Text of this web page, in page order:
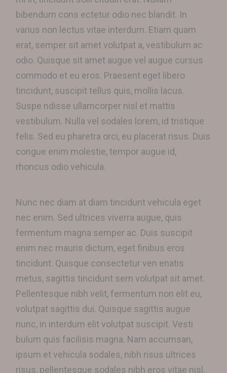
bibendum cons ectetur odio nec blandit. In
varius non lectus vitae interdum. Etiam quam
erat, semper sit amet volutpat a, vestibulum ac
odio. Quisque sit amet augue vel augue cursus
commodo et eu eros. Praesent eget libero
tincidunt, suscipit tellus quis, mollis lacus.
Suspe ndisse ullamcorper nisl et mattis
vestibulum. Nulla vel sodales lorem, id tristique
felis. Sed eu pharetra orci, eu placerat risus. Duis
congue enim molestie, tempor augue id,
rhoncus odio vehicula.
Nunc nec diam at diam tincidunt vehicula eget
nec enim. Sed ultrices viverra augue, quis
fermentum magna semper ac. Duis suscipit
enim nec mauris dictum, eget finibus eros
tincidunt. Quisque consectetur ven enatis
metus, sagittis tincidunt sem volutpat sit amet.
Pellentesque nibh velit, fermentum non elit eu,
volutpat sagittis dui. Quisque sagittis augue
nunc, in interdum elit volutpat suscipit. Vesti
bulum quis facilisis magna. Nam accumsan,
ipsum et vehicula sodales, nibh risus ultrices
risus, pellentesque sodales nibh eros vitae nisl.